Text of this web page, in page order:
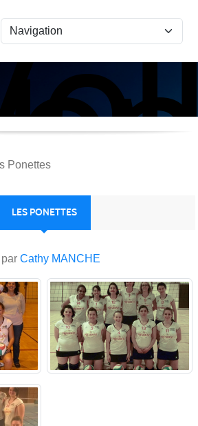
le
Ponettes
LES PONETTES
par Cathy MANCHE
cookies